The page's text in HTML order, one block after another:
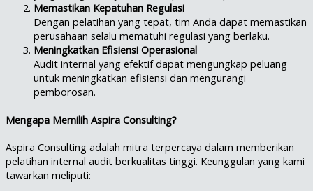
Memastikan Kepatuhan Regulasi
Dengan pelatihan yang tepat, tim Anda dapat memastikan
perusahaan selalu mematuhi regulasi yang berlaku.
Meningkatkan Efisiensi Operasional
Audit internal yang efektif dapat mengungkap peluang
untuk meningkatkan efisiensi dan mengurangi
pemborosan.
Mengapa Memilih Aspira Consulting?
Aspira Consulting adalah mitra terpercaya dalam memberikan
pelatihan internal audit berkualitas tinggi. Keunggulan yang kami
tawarkan meliputi: